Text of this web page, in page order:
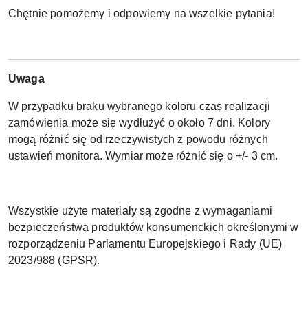
Chętnie pomożemy i odpowiemy na wszelkie pytania!
Uwaga
W przypadku braku wybranego koloru czas realizacji
zamówienia może się wydłużyć o około 7 dni. Kolory
mogą różnić się od rzeczywistych z powodu różnych
ustawień monitora. Wymiar może różnić się o +/- 3 cm.
Wszystkie użyte materiały są zgodne z wymaganiami
bezpieczeństwa produktów konsumenckich określonymi w
rozporządzeniu Parlamentu Europejskiego i Rady (UE)
2023/988 (GPSR).